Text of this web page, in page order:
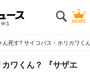
ん死す? サイコパス・ホリカワく
ワくん？ 『サザエ